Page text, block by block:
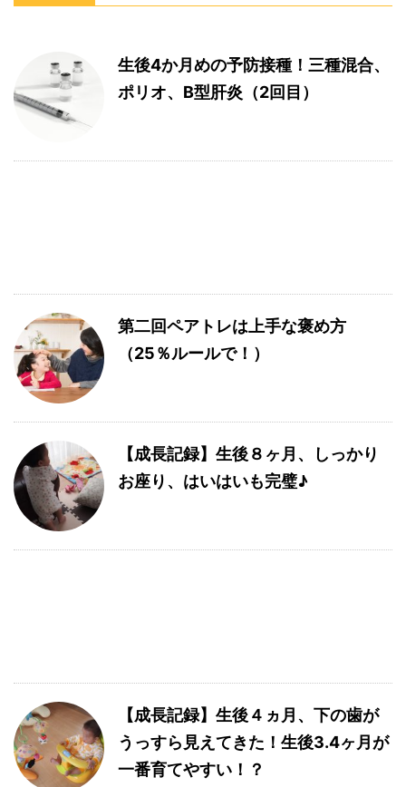
生後4か月めの予防接種！三種混合、
ポリオ、B型肝炎（2回目）
第二回ペアトレは上手な褒め方
（25％ルールで！）
【成長記録】生後８ヶ月、しっかり
お座り、はいはいも完璧♪
【成長記録】生後４ヵ月、下の歯が
うっすら見えてきた！生後3.4ヶ月が
一番育てやすい！？